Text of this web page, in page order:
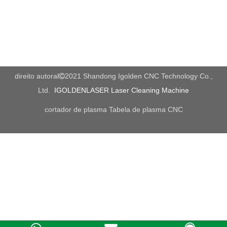
direito autoral2021 Shandong Igolden CNC Technology Co.,
Ltd. IGOLDENLASER Laser Cleaning Machine
cortador de plasma Tabela de plasma CNC